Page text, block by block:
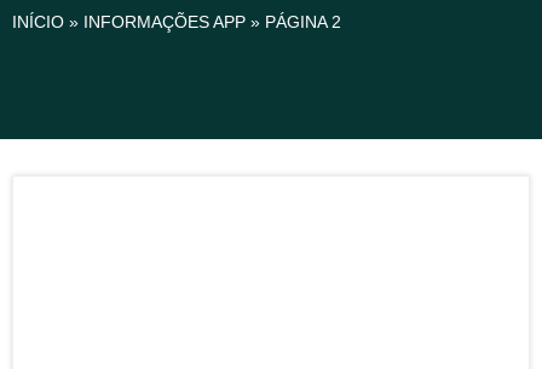
INÍCIO » INFORMAÇÕES APP » PÁGINA 2